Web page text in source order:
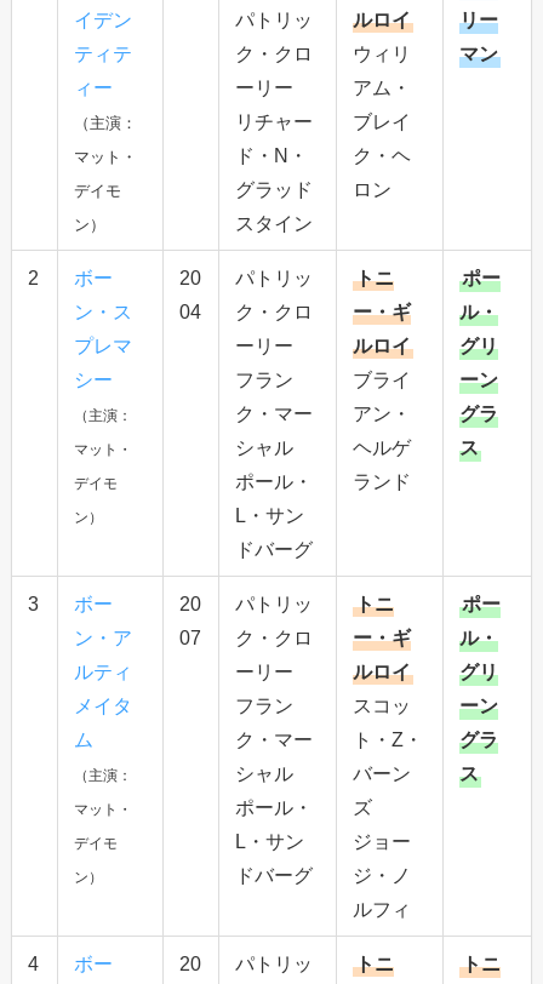
イデン
ティテ
ィー
（主演：
マット・
デイモ
ン）
パトリッ
ク・クロ
ーリー
リチャー
ド・N・
グラッド
スタイン
ルロイ
ウィリ
アム・
ブレイ
ク・ヘ
ロン
リー
マン
2
ボー
ン・ス
プレマ
シー
（主演：
マット・
デイモ
ン）
20
04
パトリッ
ク・クロ
ーリー
フラン
ク・マー
シャル
ポール・
L・サン
ドバーグ
トニ
ー・ギ
ルロイ
ブライ
アン・
ヘルゲ
ランド
ポー
ル・
グリ
ーン
グラ
ス
3
ボー
ン・ア
ルティ
メイタ
ム
（主演：
マット・
デイモ
ン）
20
07
パトリッ
ク・クロ
ーリー
フラン
ク・マー
シャル
ポール・
L・サン
ドバーグ
トニ
ー・ギ
ルロイ
スコッ
ト・Z・
バーン
ズ
ジョー
ジ・ノ
ルフィ
ポー
ル・
グリ
ーン
グラ
ス
4
ボー
20
パトリッ
トニ
トニ